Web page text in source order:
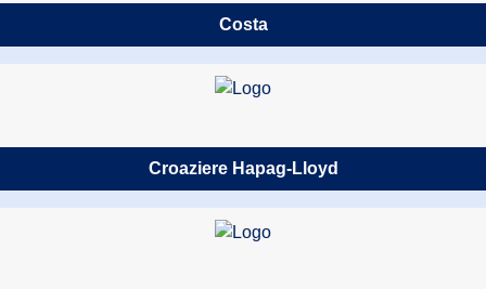
Costa
Croaziere Hapag-Lloyd